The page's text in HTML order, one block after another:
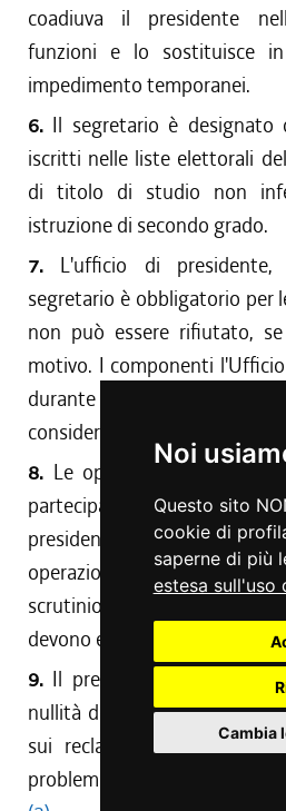
Noi
Questo sito
cookie di
saperne di più
estesa sull'uso
Cambia
coadiuva il presidente
funzioni e lo sostituisce
impedimento temporanei.
6. Il segretario è designato
iscritti nelle liste elettorali
di titolo di studio non
istruzione di secondo grado.
7. L'ufficio di
segretario è obbligatorio per
non può essere rifiutato,
motivo. I componenti
durante l'esercizio delle
considerati pubblici ufficiali.
8. Le operazioni dell'Ufficio
partecipazione di almeno tre
presidente o il vicepresidente,
operazioni di
scrutinio, nel corso delle
devono essere sempre
9. Il presidente, sentiti gli
nullità dei voti,
sui reclami, anche orali,
problemi che si verificano